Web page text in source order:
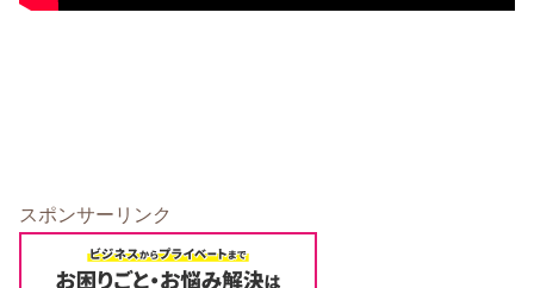
スポンサーリンク